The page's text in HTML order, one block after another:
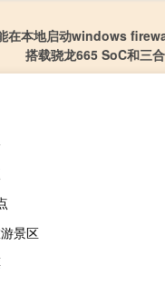
在本地启动windows
搭载骁龙665 SoC和三
景区